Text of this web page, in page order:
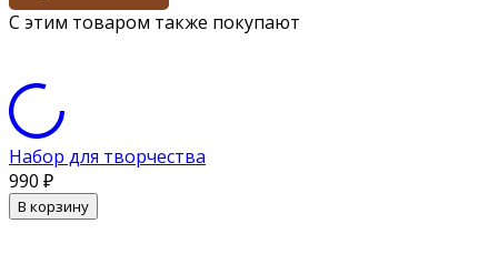
С этим товаром также покупают
Набор для творчества
990 ₽
В корзину